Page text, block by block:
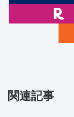
関連記事